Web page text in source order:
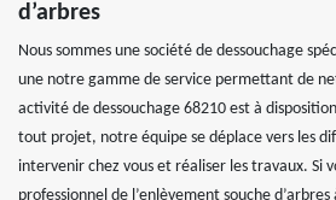
d’arbres
Nous sommes une société de dessouchage
une notre gamme de service permettant de
activité de dessouchage 68210 est à
tout projet, notre équipe se déplace vers les
intervenir chez vous et réaliser les travaux. Si
professionnel de l’enlèvement souche d’arbres